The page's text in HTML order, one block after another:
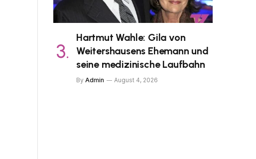
Hartmut Wahle: Gila von
Weitershausens Ehemann und
seine medizinische Laufbahn
By Admin August 4, 2026